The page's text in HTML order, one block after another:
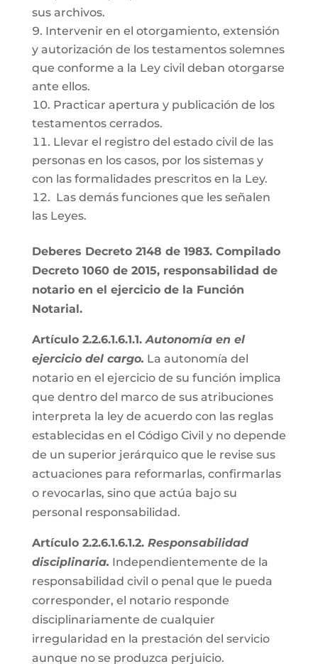
sus archivos.
Intervenir en el otorgamiento, extensión
y autorización de los testamentos solemnes
que conforme a la Ley civil deban otorgarse
ante ellos.
Practicar apertura y publicación de los
testamentos cerrados.
Llevar el registro del estado civil de las
personas en los casos, por los sistemas y
con las formalidades prescritos en la Ley.
Las demás funciones que les señalen
las Leyes.
Deberes Decreto 2148 de 1983. Compilado
Decreto 1060 de 2015, responsabilidad de
notario en el ejercicio de la Función
Notarial.
Artículo 2.2.6.1.6.1.1. Autonomía en el
ejercicio del cargo. La autonomía del
notario en el ejercicio de su función implica
que dentro del marco de sus atribuciones
interpreta la ley de acuerdo con las reglas
establecidas en el Código Civil y no depende
de un superior jerárquico que le revise sus
actuaciones para reformarlas, confirmarlas
o revocarlas, sino que actúa bajo su
personal responsabilidad.
Artículo 2.2.6.1.6.1.2.Responsabilidad
disciplinaria. Independientemente de la
responsabilidad civil o penal que le pueda
corresponder, el notario responde
disciplinariamente de cualquier
irregularidad en la prestación del servicio
aunque no se produzca perjuicio.